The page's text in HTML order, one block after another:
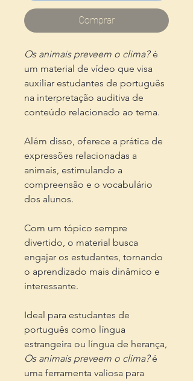
Comprar
Os animais preveem o clima?é
um material de vídeo que visa
auxiliar estudantes de português
na interpretação auditiva de
conteúdo relacionado ao tema.
Além disso, oferece a prática de
expressões relacionadas a
animais, estimulando a
compreensão e o vocabulário
dos alunos.
Com um tópico sempre
divertido, o material busca
engajar os estudantes, tornando
o aprendizado mais dinâmico e
interessante.
Ideal para estudantes de
português como língua
estrangeira ou língua de herança,
Os animais preveem o clima?é
uma ferramenta valiosa para